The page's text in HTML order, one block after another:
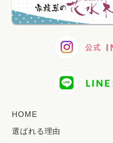
2024年12月
HOME
選ばれる理由